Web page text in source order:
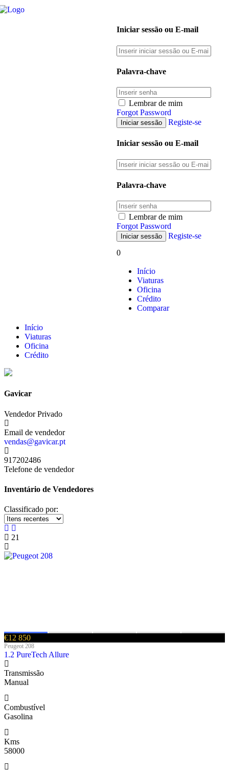
Iniciar sessão ou E-mail
Palavra-chave
Lembrar de mim
Forgot Password
Registe-se
Iniciar sessão ou E-mail
Palavra-chave
Lembrar de mim
Forgot Password
Registe-se
0
Início
Viaturas
Oficina
Crédito
Comparar
Início
Viaturas
Oficina
Crédito
Gavicar
Vendedor Privado
Email de vendedor
vendas@gavicar.pt
917202486
Telefone de vendedor
Inventário de Vendedores
Classificado por:
21
€12 850
Peugeot 208
1.2 PureTech Allure
Transmissão
Manual
Combustível
Gasolina
Kms
58000